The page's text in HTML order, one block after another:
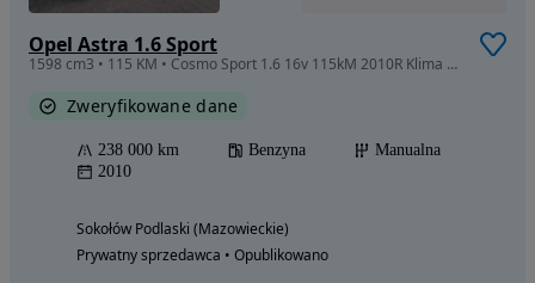
Opel Astra 1.6 Sport
1598 cm3 • 115 KM • Cosmo Sport 1.6 16v 115kM 2010R Klima Gwint Alufelgi 18 Tablet Xenon
Zweryfikowane dane
238 000 km Benzyna
Manualna
2010
Sokołów Podlaski (Mazowieckie)
Prywatny sprzedawca • Opublikowano